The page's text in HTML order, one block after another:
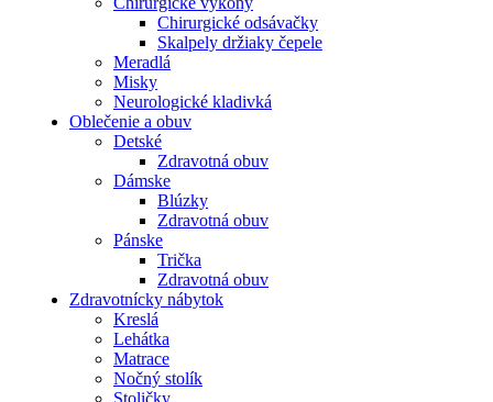
Chirurgické odsávačky
Skalpely držiaky čepele
Meradlá
Misky
Neurologické kladivká
Oblečenie a obuv
Detské
Zdravotná obuv
Dámske
Blúzky
Zdravotná obuv
Pánske
Trička
Zdravotná obuv
Zdravotnícky nábytok
Kreslá
Lehátka
Matrace
Nočný stolík
Stoličky